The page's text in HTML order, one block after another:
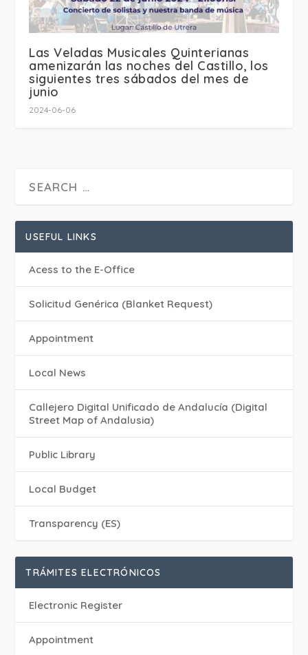
Las Veladas Musicales Quinterianas
amenizarán las noches del Castillo, los
siguientes tres sábados del mes de
junio
2024-06-06
USEFUL LINKS
Acess to the E-Office
Solicitud Genérica (Blanket Request)
Appointment
Local News
Callejero Digital Unificado de Andalucía (Digital
Street Map of Andalusia)
Public Library
Local Budget
Transparency (ES)
TRÁMITES ELECTRÓNICOS
Electronic Register
Appointment